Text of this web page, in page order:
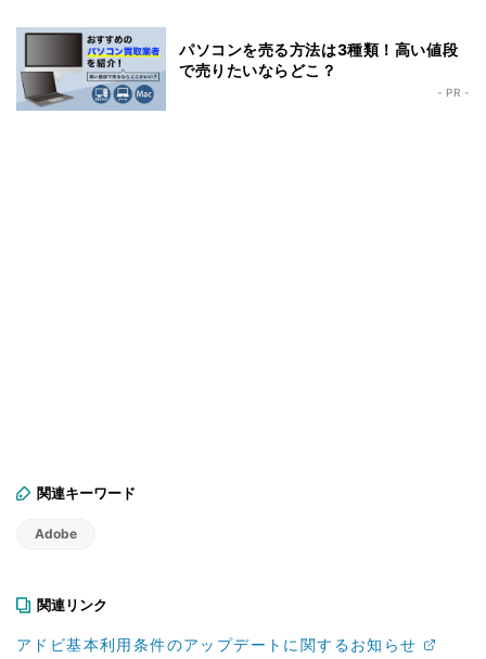
パソコンを売る方法は3種類！高い値段
で売りたいならどこ？
- PR -
関連キーワード
Adobe
関連リンク
アドビ基本利用条件のアップデートに関するお知らせ